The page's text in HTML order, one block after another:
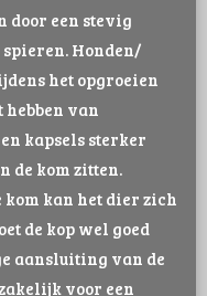
door een stevig
Honden/
het opgroeien
van
kapsels sterker
de kom zitten.
kom kan het dier zich
de kop wel goed
aansluiting van de
voor een